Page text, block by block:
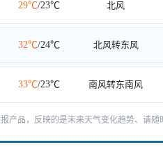
29℃/23℃ 北风
32℃/24℃ 北风转东风
33℃/23℃ 南风转东南风
产品，反映的是未来天气变化趋势、请随